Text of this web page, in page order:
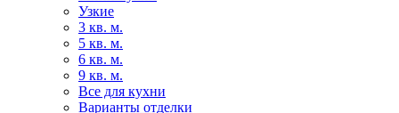
Узкие
3 кв. м.
5 кв. м.
6 кв. м.
9 кв. м.
Все для кухни
Варианты отделки